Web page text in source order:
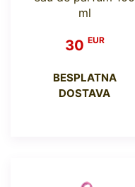
ml
30 EUR
BESPLATNA
DOSTAVA